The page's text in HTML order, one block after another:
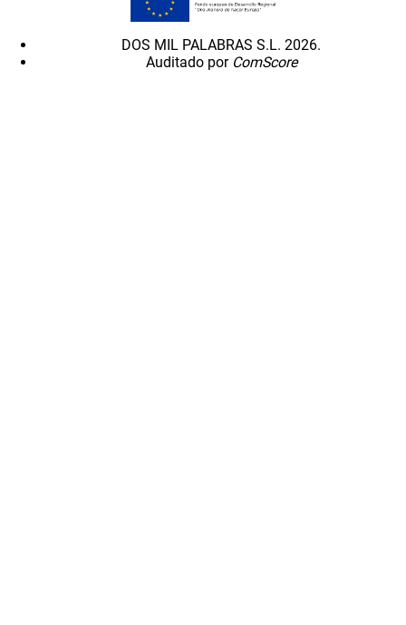
DOS MIL PALABRAS S.L. 2026.
Auditado por ComScore